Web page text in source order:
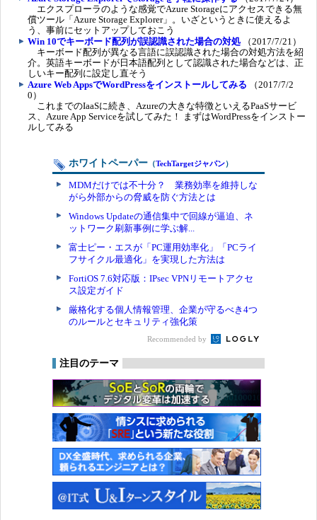
エクスプローラのような感覚でAzure Storageにアクセスできる無
償ツール「Azure Storage Explorer」。いざというときに使えるよ
う、事前にセットアップしておこう
Win 10でキーボード配列が誤認識された場合の対処 （2017/7/21）
キーボード配列が異なる言語に誤認識された場合の対処方法を紹
介。英語キーボードが日本語配列として認識された場合などは、正
しいキー配列に設定し直そう
Azure Web AppsでWordPressをインストールしてみる （2017/7/2
0）
これまでのIaaSに続き、Azureの大きな特徴といえるPaaSサービ
ス、Azure App Serviceを試してみた！ まずはWordPressをインストー
ルしてみる
ホワイトペーパー （TechTargetジャパン）
MDMだけでは不十分？ 業務効率を維持しな
がら外部からの脅威を防ぐ方法とは
Windows Updateの通信集中で回線が逼迫、ネ
ットワーク刷新事例に学ぶ解...
富士ピー・エスが「PC運用効率化」「PCライ
フサイクル最適化」を実現した方法は
FortiOS 7.6対応版：IPsec VPNリモートアクセ
ス設定ガイド
厳格化する個人情報管理、企業が守るべき4つ
のルールとセキュリティ強化策
Recommended by
注目のテーマ